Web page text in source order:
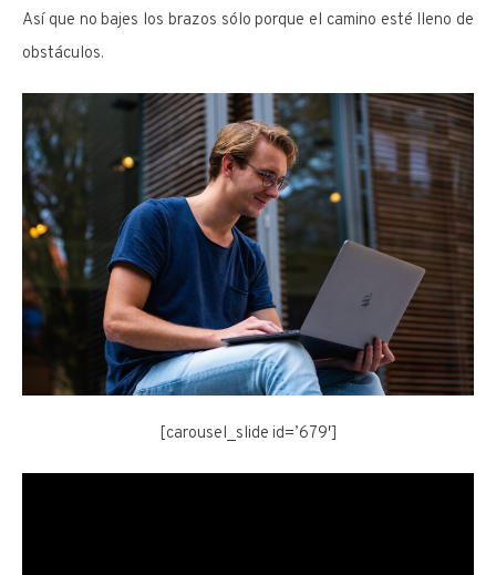
Así que no bajes los brazos sólo porque el camino esté lleno de
obstáculos.
[carousel_slide id=’679′]